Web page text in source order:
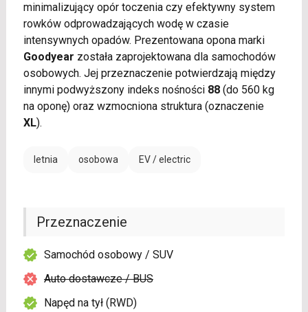
minimalizujący opór toczenia czy efektywny system
rowków odprowadzających wodę w czasie
intensywnych opadów. Prezentowana opona marki
Goodyear została zaprojektowana dla samochodów
osobowych. Jej przeznaczenie potwierdzają między
innymi podwyższony indeks nośności 88(do 560 kg
na oponę) oraz wzmocniona struktura (oznaczenie
XL).
letnia osobowa EV / electric
Przeznaczenie
Samochód osobowy / SUV
Auto dostawcze / BUS
Napęd na tył (RWD)